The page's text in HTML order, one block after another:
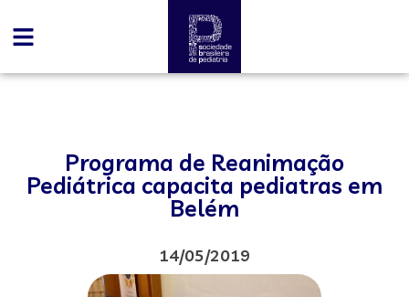
Programa de Reanimação
Pediátrica capacita pediatras em
Belém
14/05/2019